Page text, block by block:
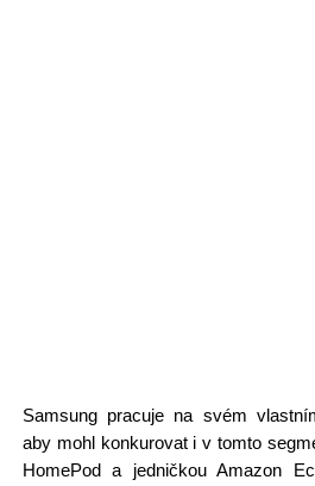
Samsung pracuje na svém
aby mohl konkurovat i v tomto
HomePod a jedničkou Amazon